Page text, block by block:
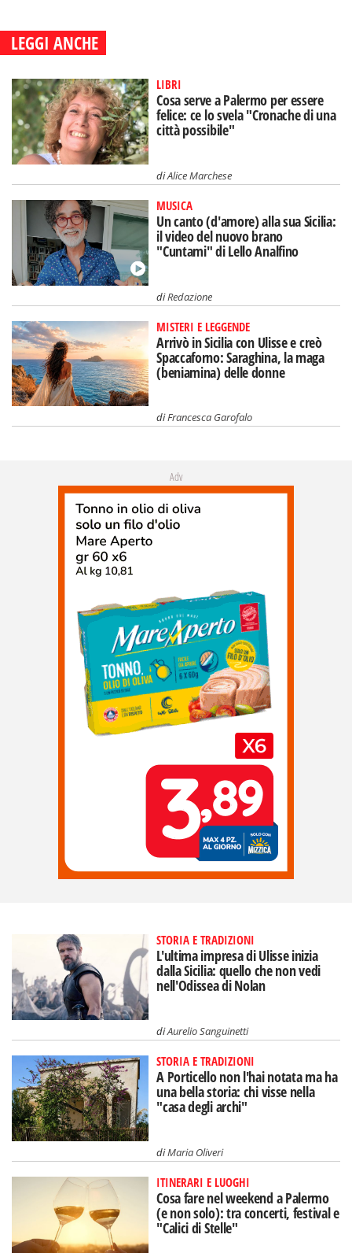
LEGGI ANCHE
LIBRI
Cosa serve a Palermo per essere
felice: ce lo svela "Cronache di una
città possibile"
diAlice Marchese
MUSICA
Un canto (d'amore) alla sua Sicilia:
il video del nuovo brano
"Cuntami" di Lello Analfino
diRedazione
MISTERI E LEGGENDE
Arrivò in Sicilia con Ulisse e creò
Spaccaforno: Saraghina, la maga
(beniamina) delle donne
diFrancesca Garofalo
Adv
STORIA E TRADIZIONI
L'ultima impresa di Ulisse inizia
dalla Sicilia: quello che non vedi
nell'Odissea di Nolan
diAurelio Sanguinetti
STORIA E TRADIZIONI
A Porticello non l'hai notata ma ha
una bella storia: chi visse nella
"casa degli archi"
diMaria Oliveri
ITINERARI E LUOGHI
Cosa fare nel weekend a Palermo
(e non solo): tra concerti, festival e
"Calici di Stelle"